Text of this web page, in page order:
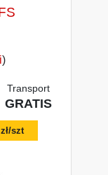
)
Transport
GRATIS
szt